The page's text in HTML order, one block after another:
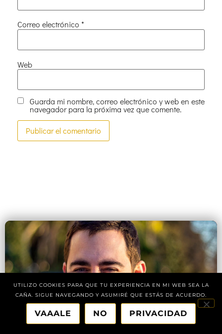
Correo electrónico *
Web
Guarda mi nombre, correo electrónico y web en este
navegador para la próxima vez que comente.
UTILIZO COOKIES PARA QUE TU EXPERIENCIA EN MI WEB SEA LA
CAÑA. SIGUE NAVEGANDO Y ASUMIRÉ QUE ESTÁS DE ACUERDO.
VAAALE NO PRIVACIDAD